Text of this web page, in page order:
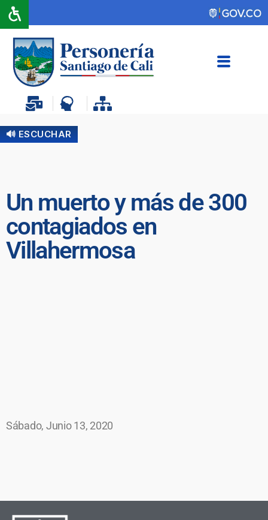
🔊 ESCUCHAR
Un muerto y más de 300
contagiados en
Villahermosa
Sábado, Junio 13, 2020